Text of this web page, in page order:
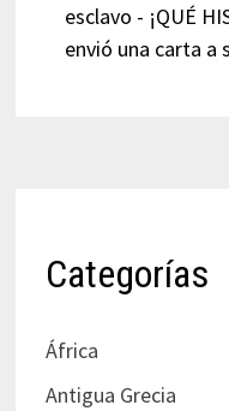
esclavo - ¡QUÉ
envió una carta a
Categorías
África
Antigua Grecia